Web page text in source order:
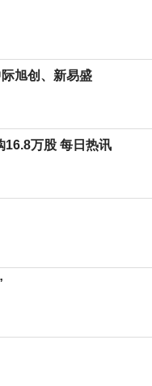
旭创、新易盛
16.8万股 每日热讯